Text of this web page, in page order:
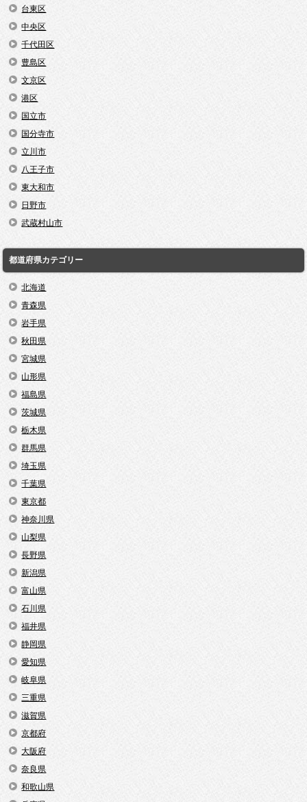
台東区
中央区
千代田区
豊島区
文京区
港区
国立市
国分寺市
立川市
八王子市
東大和市
日野市
武蔵村山市
都道府県カテゴリー
北海道
青森県
岩手県
秋田県
宮城県
山形県
福島県
茨城県
栃木県
群馬県
埼玉県
千葉県
東京都
神奈川県
山梨県
長野県
新潟県
富山県
石川県
福井県
静岡県
愛知県
岐阜県
三重県
滋賀県
京都府
大阪府
奈良県
和歌山県